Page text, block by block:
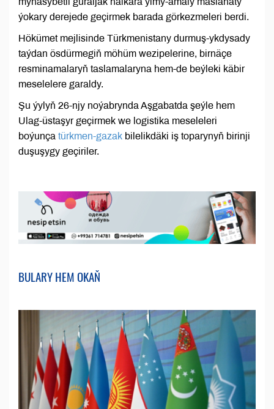
ýokary derejede geçirmek barada görkezmeleri berdi.
Hökümet mejlisinde Türkmenistany durmuş-ykdysady
taýdan ösdürmegiň möhüm wezipelerine, birnäçe
resminamalaryň taslamalaryna hem-de beýleki käbir
meselelere garaldy.
Şu ýylyň 26-njy noýabrynda Aşgabatda şeýle hem
Ulag-üstaşyr geçirmek we logistika meseleleri
boýunça türkmen-gazak bilelikdäki iş toparynyň birinji
duşuşygy geçiriler.
BULARY HEM OKAŇ